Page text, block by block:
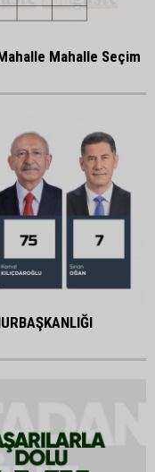
Mahalle Seçim